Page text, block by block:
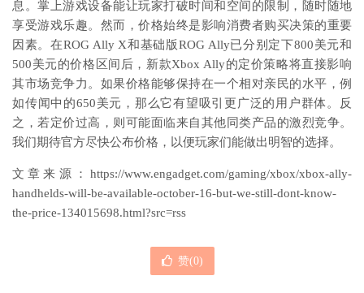
息。掌上游戏设备能让玩家打破时间和空间的限制，随时随地
享受游戏乐趣。然而，价格始终是影响消费者购买决策的重要
因素。在ROG Ally X和基础版ROG Ally已分别定下800美元和
500美元的价格区间后，新款Xbox Ally的定价策略将直接影响
其市场竞争力。如果价格能够保持在一个相对亲民的水平，例
如传闻中的650美元，那么它有望吸引更广泛的用户群体。反
之，若定价过高，则可能面临来自其他同类产品的激烈竞争。
我们期待官方尽快公布价格，以便玩家们能做出明智的选择。
文章来源：https://www.engadget.com/gaming/xbox/xbox-ally-
handhelds-will-be-available-october-16-but-we-still-dont-know-
the-price-134015698.html?src=rss
赞(0)